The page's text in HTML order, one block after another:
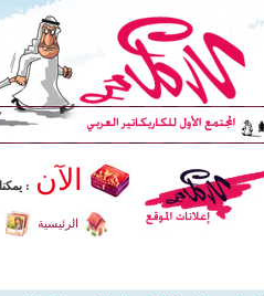
الآن :
الرئيسية